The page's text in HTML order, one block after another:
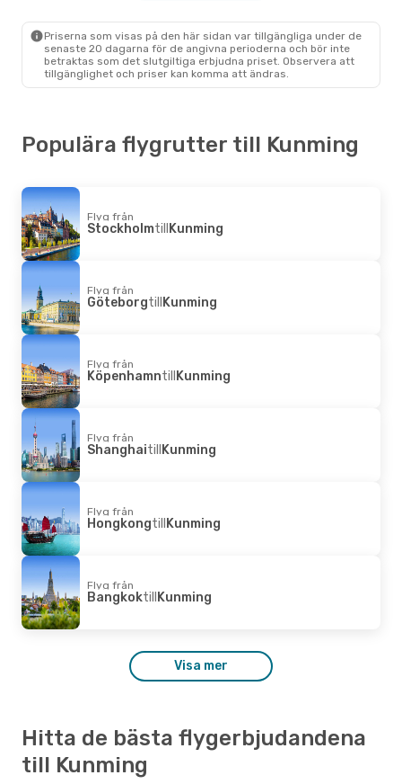
Priserna som visas på den här sidan var tillgängliga under de
senaste 20 dagarna för de angivna perioderna och bör inte
betraktas som det slutgiltiga erbjudna priset. Observera att
tillgänglighet och priser kan komma att ändras.
Populära flygrutter till Kunming
Flyg från
StockholmtillKunming
Flyg från
GöteborgtillKunming
Flyg från
KöpenhamntillKunming
Flyg från
ShanghaitillKunming
Flyg från
HongkongtillKunming
Flyg från
BangkoktillKunming
Visa mer
Hitta de bästa flygerbjudandena
till Kunming